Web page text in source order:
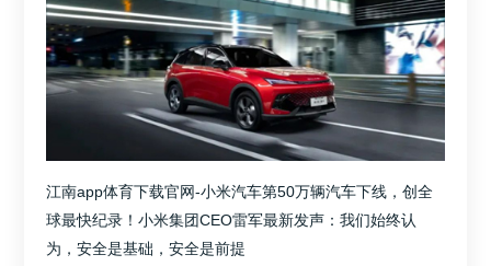
江南app体育下载官网-小米汽车第50万辆汽车下线，创全
球最快纪录！小米集团CEO雷军最新发声：我们始终认
为，安全是基础，安全是前提